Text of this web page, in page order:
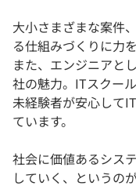
大小さまざまな案件
る仕組みづくりに力
また、エンジニアと
社の魅力。ITスクー
未経験者が安心して
ています。
社会に価値あるシス
していく、というの